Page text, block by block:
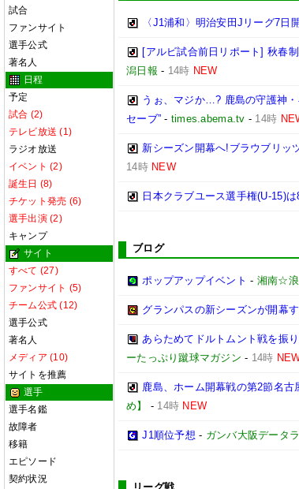
試合
ファンサイト
選手公式
著名人
日程
予定
試合 (2)
テレビ放送 (1)
ラジオ放送
イベント (2)
誕生日 (8)
チケット発売 (6)
選手出演 (2)
キャンプ
サイト
すべて (27)
ファンサイト (5)
チーム公式 (12)
選手公式
著名人
メディア (10)
サイトを推薦
選手
選手名鑑
故障者
移籍
エピソード
契約状況
〈J1浦和〉明治安田Jリーグ7
[アルビ試合前日リポート] 秋春
潟日報 - 14時 NEW
うぉ、マジか…? 鹿島の守護神
セーブ” - times.abema.tv - 14時
新シーズン開幕へ!ブラウブリッ
14時 NEW
日本クラブユース選手権(U-15)
ブログ
ポップアップイベント - 湘南☆
グランパスの新シーズンが開幕
あらためてドルトムント戦を振
ーたっぷり蹴球マガジン - 14時
鹿島、ホーム開幕戦の第2節名
め】
- 14時 NEW
J1順位予想 - ガンバ大阪データ